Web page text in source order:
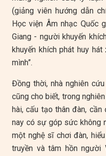
(giảng viên hướng dẫn
Học viện Âm nhạc Quốc
Giang - người khuyến
khuyến khích phát huy
mình”.
Đồng thời, nhà nghiên
cũng cho biết, trong
hài, cấu tạo thân đàn,
nay có sự góp sức không
một nghệ sĩ chơi đàn,
truyền và tâm hồn người